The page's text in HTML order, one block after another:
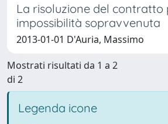
La risoluzione del contratto
impossibilità sopravvenuta
2013-01-01 D'Auria, Massimo
Mostrati risultati da 1 a 2
di 2
Legenda icone